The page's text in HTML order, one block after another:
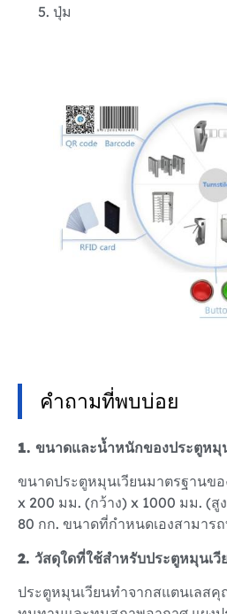
ปุ่ม
คำถามที่พบบ่อย
1. ขนาดและน้ำหนักของประตูหมุ
ขนาดประตูหมุนเวียนมาตรฐานขอ
x 200 มม. (กว้าง) x 1000 มม. (
80 กก. ขนาดที่กำหนดเองสามาร
2. วัสดุใดที่ใช้สำหรับประตูหมุนเวี
ประตูหมุนเวียนทำจากสแตนเลส